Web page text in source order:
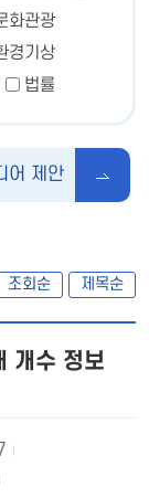
화관광
경기상
법률
어 제안
조회순 제목순
개수 정보